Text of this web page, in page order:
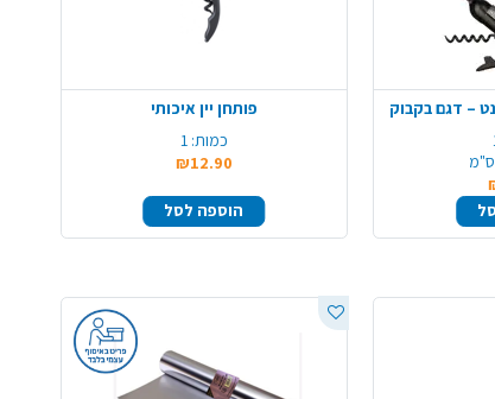
– דגם בקבוק
פותחן יין איכותי
כמות: 1
₪12.90
הוספה לסל